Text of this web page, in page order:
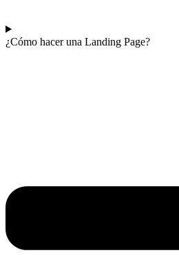
¿Cómo hacer una Landing Page?